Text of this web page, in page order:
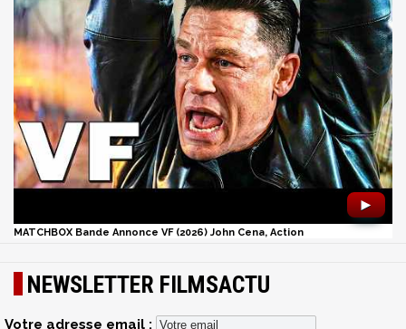
►
MATCHBOX Bande Annonce VF (2026) John Cena, Action
NEWSLETTER FILMSACTU
Votre adresse email :